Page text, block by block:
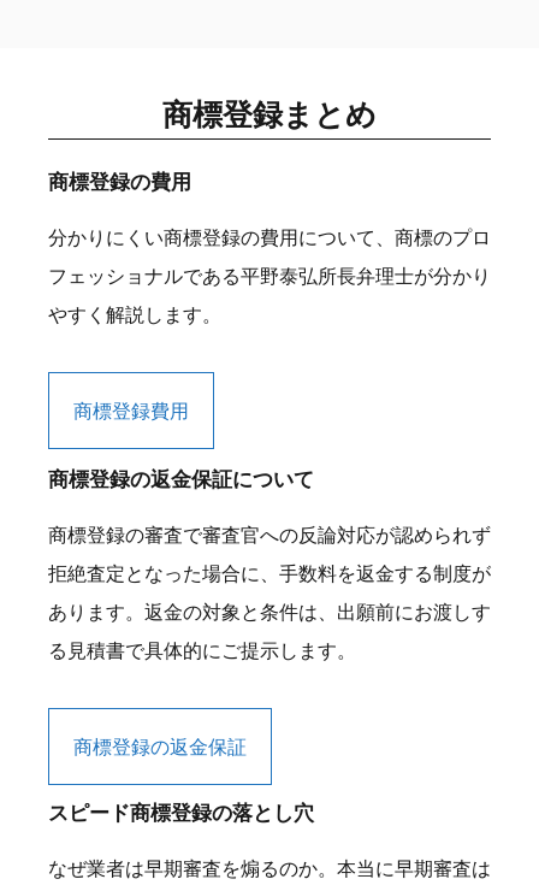
商標登録まとめ
商標登録の費用
分かりにくい商標登録の費用について、商標のプロ
フェッショナルである平野泰弘所長弁理士が分かり
やすく解説します。
商標登録費用
商標登録の返金保証について
商標登録の審査で審査官への反論対応が認められず
拒絶査定となった場合に、手数料を返金する制度が
あります。返金の対象と条件は、出願前にお渡しす
る見積書で具体的にご提示します。
商標登録の返金保証
スピード商標登録の落とし穴
なぜ業者は早期審査を煽るのか。本当に早期審査は